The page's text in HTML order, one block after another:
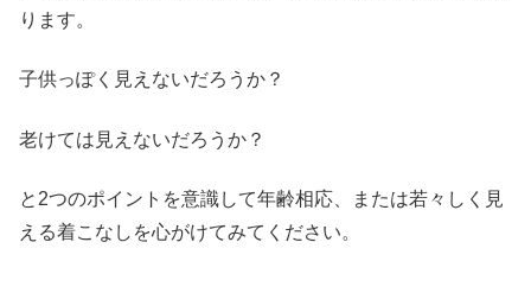
ります。
子供っぽく見えないだろうか？
老けては見えないだろうか？
と2つのポイントを意識して年齢相応、または若々しく見
える着こなしを心がけてみてください。